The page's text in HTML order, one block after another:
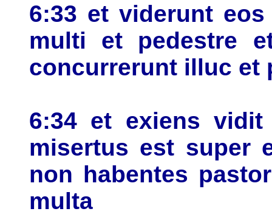
6:33 et viderunt
multi et pedestre
concurrerunt illuc et
6:34 et exiens
misertus est super
non habentes
multa